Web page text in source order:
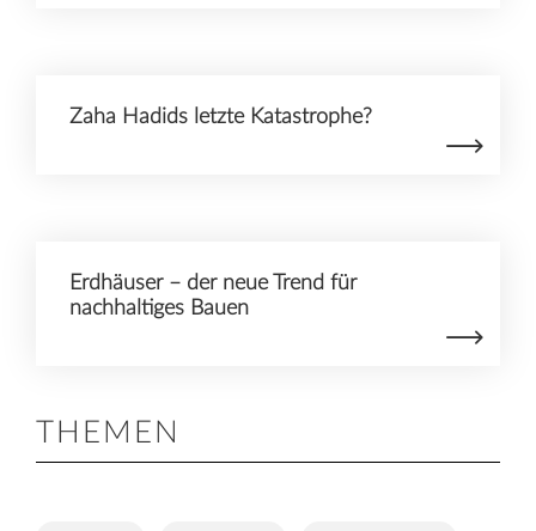
Zaha Hadids letzte Katastrophe?
Erdhäuser – der neue Trend für
nachhaltiges Bauen
THEMEN